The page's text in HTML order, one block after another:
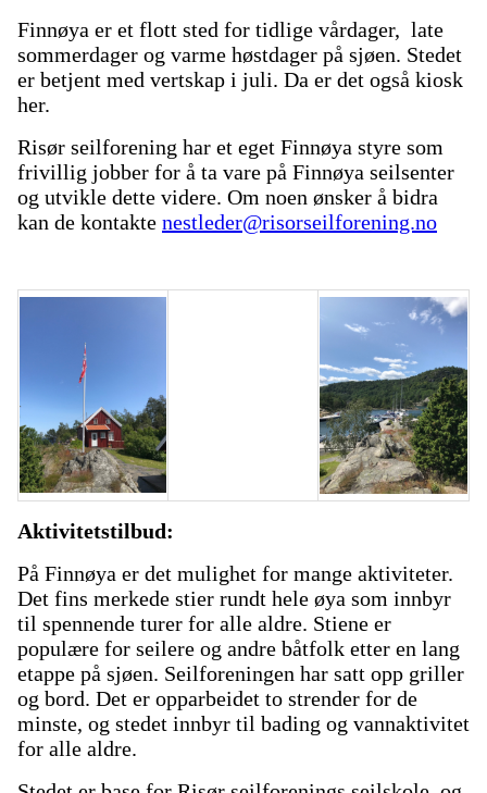
Finnøya er et flott sted for tidlige vårdager, late
sommerdager og varme høstdager på sjøen. Stedet
er betjent med vertskap i juli. Da er det også kiosk
her.
Risør seilforening har et eget Finnøya styre som
frivillig jobber for å ta vare på Finnøya seilsenter
og utvikle dette videre. Om noen ønsker å bidra
kan de kontakte nestleder@risorseilforening.no
Aktivitetstilbud:
På Finnøya er det mulighet for mange aktiviteter.
Det fins merkede stier rundt hele øya som innbyr
til spennende turer for alle aldre. Stiene er
populære for seilere og andre båtfolk etter en lang
etappe på sjøen. Seilforeningen har satt opp griller
og bord. Det er opparbeidet to strender for de
minste, og stedet innbyr til bading og vannaktivitet
for alle aldre.